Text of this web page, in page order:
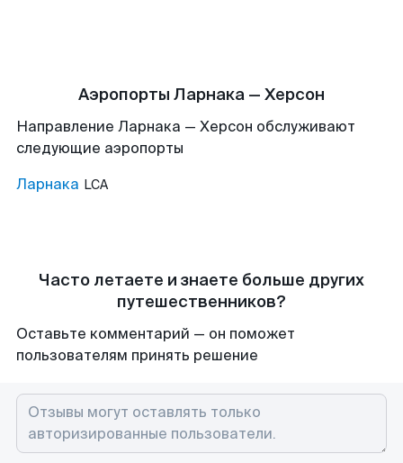
Аэропорты Ларнака — Херсон
Направление Ларнака — Херсон обслуживают
следующие аэропорты
Ларнака LCA
Часто летаете и знаете больше других
путешественников?
Оставьте комментарий — он поможет
пользователям принять решение